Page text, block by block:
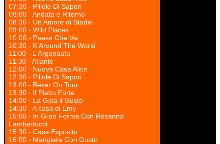
07:30 - Pillole Di Sapori
08:00 - Andata e Ritorno
08:30 - Un Amore di Stadio
09:00 - Wild Places
10:00 - Paese Che Vai
10:30 - K Around The World
11:00 - L'Argonauta
11:30 - Atlante
12:00 - Nuova Casa Alice
12:30 - Pillole Di Sapori
13:00 - Beker On Tour
13:30 - Il Piatto Forte
14:00 - La Gola il Gusto
14:30 - A casa di Emy
15:00 - In Gran Forma Con Rosanna
Lambertucci
15:30 - Casa Esposito
16:00 - Mangiare Con Gusto